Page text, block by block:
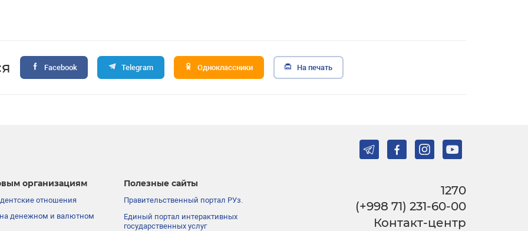
Facebook Telegram Одноклассники На печать
организациям
отношения
денежном и валютном
Полезные сайты
Правительственный портал РУз.
Единый портал интерактивных
государственных услуг
1270
(+998 71) 231-60-00
Контакт-центр